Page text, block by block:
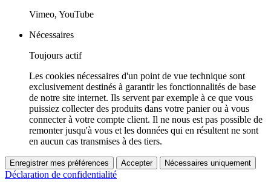
Vimeo, YouTube
Nécessaires
Toujours actif
Les cookies nécessaires d'un point de vue technique sont
exclusivement destinés à garantir les fonctionnalités de base
de notre site internet. Ils servent par exemple à ce que vous
puissiez collecter des produits dans votre panier ou à vous
connecter à votre compte client. Il ne nous est pas possible de
remonter jusqu'à vous et les données qui en résultent ne sont
en aucun cas transmises à des tiers.
Enregistrer mes préférences Accepter Nécessaires uniquement
Déclaration de confidentialité